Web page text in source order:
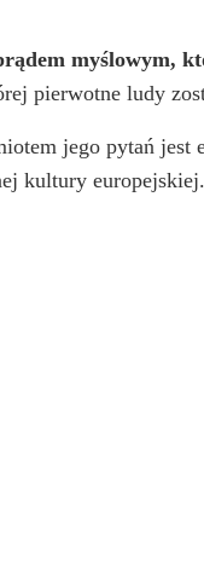
myślowym,
pierwotne ludy
jego pytań
kultury europejskiej.